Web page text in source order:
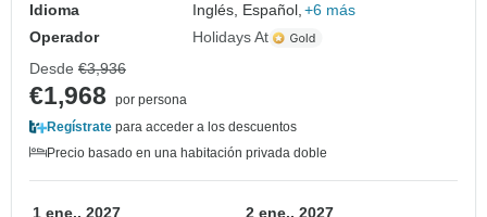
Idioma
Inglés, Español, +6 más
Operador
Holidays At
Desde €3,936
€1,968
por persona
Regístrate para acceder a los descuentos
Precio basado en una habitación privada doble
1 ene., 2027 2 ene., 2027